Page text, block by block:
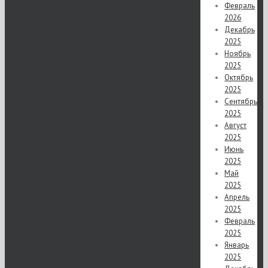
Февраль
2026
Декабрь
2025
Ноябрь
2025
Октябрь
2025
Сентябрь
2025
Август
2025
Июнь
2025
Май
2025
Апрель
2025
Февраль
2025
Январь
2025